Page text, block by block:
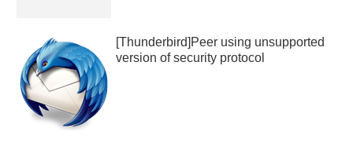
[Thunderbird]Peer using unsupported
version of security protocol